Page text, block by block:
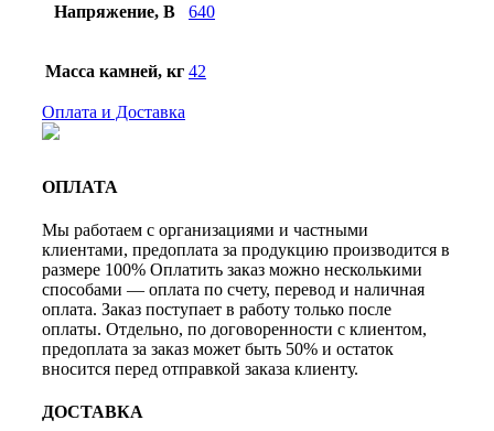
Напряжение, В 640
Масса камней, кг 42
Оплата и Доставка
ОПЛАТА
Мы работаем с организациями и частными
клиентами, предоплата за продукцию производится в
размере 100% Оплатить заказ можно несколькими
способами — оплата по счету, перевод и наличная
оплата. Заказ поступает в работу только после
оплаты. Отдельно, по договоренности с клиентом,
предоплата за заказ может быть 50% и остаток
вносится перед отправкой заказа клиенту.
ДОСТАВКА